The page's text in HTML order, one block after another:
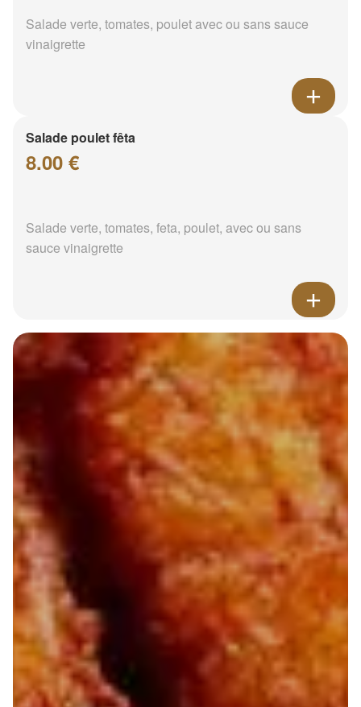
Salade verte, tomates, poulet avec ou sans sauce
vinaigrette
Salade poulet fêta
8.00 €
Salade verte, tomates, feta, poulet, avec ou sans
sauce vinaigrette